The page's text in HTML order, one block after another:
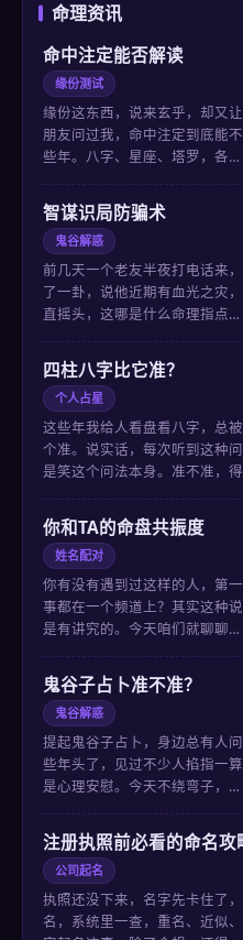
命理资讯
命中注定能否解读
缘份测试
缘份这东西，说来玄乎，却又
朋友问过我，命中注定到底能
些年。八字、星座、塔罗，各…
智谋识局防骗术
鬼谷解惑
前几天一个老友半夜打电话来
了一卦，说他近期有血光之灾
直摇头，这哪是什么命理指点…
四柱八字比它准？
个人占星
这些年我给人看盘看八字，总
个准。说实话，每次听到这种
是笑这个问法本身。准不准，
你和TA的命盘共振度
姓名配对
你有没有遇到过这样的人，第
事都在一个频道上？其实这种
是有讲究的。今天咱们就聊聊…
鬼谷子占卜准不准？
鬼谷解惑
提起鬼谷子占卜，身边总有人
些年头了，见过不少人掐指一
是心理安慰。今天不绕弯子，…
注册执照前必看的命名攻
公司起名
执照还没下来，名字先卡住了
名，系统里一查，重名、近似